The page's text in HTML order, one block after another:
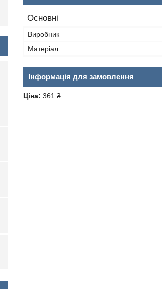
Основні
Виробник
Матеріал
Інформація для замовлення
Ціна: 361 ₴